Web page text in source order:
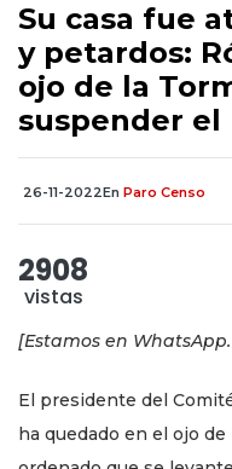
Su casa fue
y petardos:
ojo de la
suspender el
26-11-2022En Paro Censo
2908
vistas
[Estamos en WhatsApp.
El presidente del
ha quedado en el ojo